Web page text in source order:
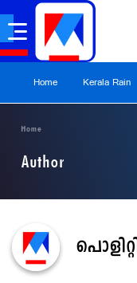
Home Kerala Rain
Home
Author